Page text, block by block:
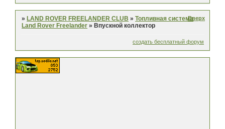
» LAND ROVER FREELANDER CLUB »Топливная система
Land Rover Freelander » Впускной коллектор
Вверх
создать бесплатный форум